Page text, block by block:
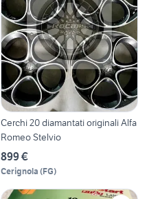
Cerchi 20 diamantati originali Alfa
Romeo Stelvio
899 €
Cerignola (FG)